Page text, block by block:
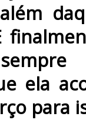
ela
para